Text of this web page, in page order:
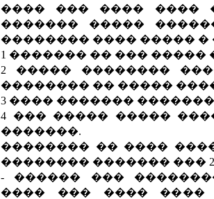
���� ��� ���� ����
������� �����
�������� ���� ����� �
1 ������� �� ��� �����
2 ����� ��������
�������� �� �����
3 ���� �������
4 ��� ����� �����
�������.
�������� �� ����
�������� ������� ���
- ������ ���
���� ��� ���� ����